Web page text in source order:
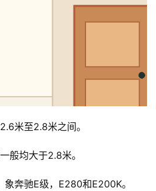
米至2.8米之间。
般均大于2.8米。
象奔驰E级，E280和E200K。